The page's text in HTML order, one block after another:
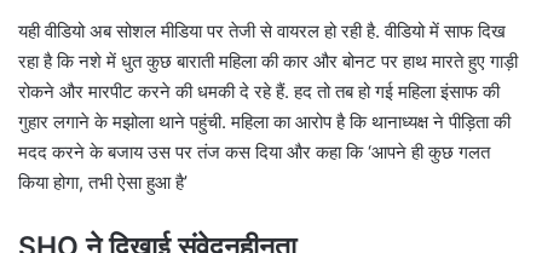
यही वीडियो अब सोशल मीडिया पर तेजी से वायरल हो रही है. वीडियो में साफ दिख
रहा है कि नशे में धुत कुछ बाराती महिला की कार और बोनट पर हाथ मारते हुए गाड़ी
रोकने और मारपीट करने की धमकी दे रहे हैं. हद तो तब हो गई महिला इंसाफ की
गुहार लगाने के मझोला थाने पहुंची. महिला का आरोप है कि थानाध्यक्ष ने पीड़िता की
मदद करने के बजाय उस पर तंज कस दिया और कहा कि ‘आपने ही कुछ गलत
किया होगा, तभी ऐसा हुआ है’